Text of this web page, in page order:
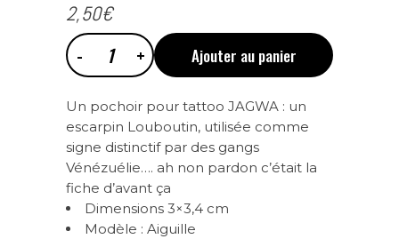
2,50€
Pochoir
-
Aiguille
quantity
Ajouter au panier
Un pochoir pour tattoo JAGWA : un
escarpin Louboutin, utilisée comme
signe distinctif par des gangs
Vénézuélie…. ah non pardon c’était la
fiche d’avant ça
Dimensions 3×3,4 cm
Modèle : Aiguille